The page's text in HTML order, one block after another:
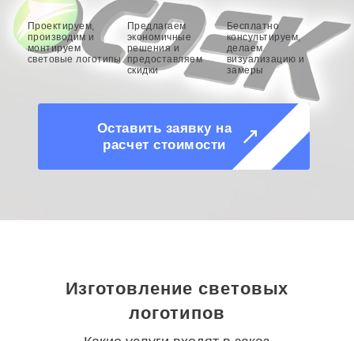
БЛОГ
О КОМПАНИИ
Проектируем,
производим и
монтируем
световые логотипы
Предлагаем
экономичные
решения и
предоставляем
скидки
консультируем,
делаем
визуализацию и
замеры
расчет стоимости
логотипов
Какие услуги входят в заказ